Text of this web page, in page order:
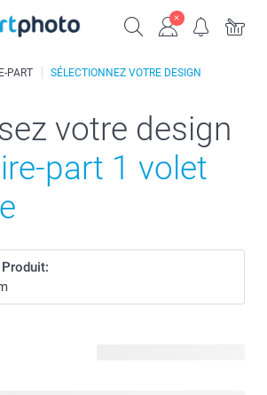
PART SÉLECTIONNEZ VOTRE DESIGN
votre design
part 1 volet